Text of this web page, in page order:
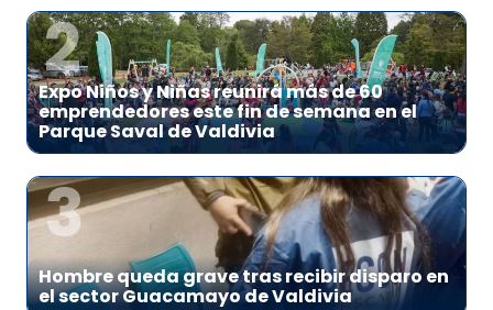
2
Expo Niños y Niñas reunirá más de 60
emprendedores este fin de semana en el
Parque Saval de Valdivia
3
Hombre queda grave tras recibir disparo en
el sector Guacamayo de Valdivia